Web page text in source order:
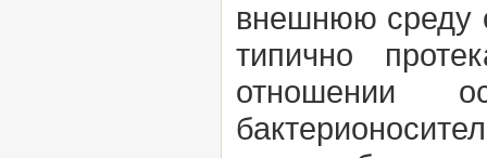
внешнюю среду
типично
отношении